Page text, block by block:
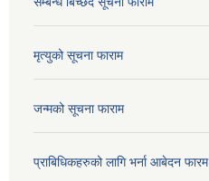
मृत्युको सूचना फाराम
जन्मको सूचना फाराम
प्राबिधिकहरुको लागि भर्ना आबेदन फारम